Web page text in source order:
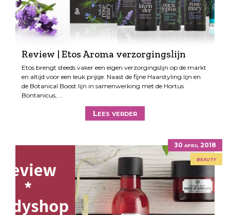
Review | Etos Aroma verzorgingslijn
Etos brengt steeds vaker een eigen verzorgingslijn op de markt
en altijd voor een leuk prijsje. Naast de fijne Haarstyling lijn en
de Botanical Boost lijn in samenwerking met de Hortus
Bontanicus, …
Lees verder
30 april 2018
beauty